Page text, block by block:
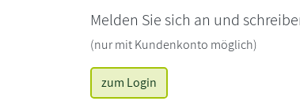
Melden Sie sich an und
(nur mit Kundenkonto möglich)
zum Login